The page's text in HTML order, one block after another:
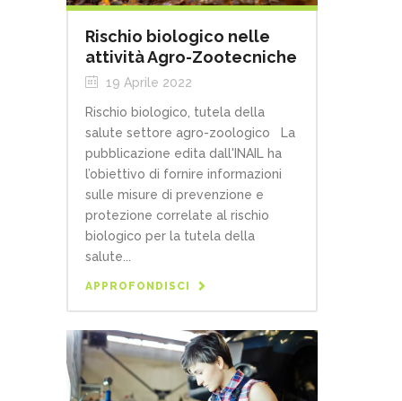
Rischio biologico nelle
attività Agro-Zootecniche
19 Aprile 2022
Rischio biologico, tutela della
salute settore agro-zoologico La
pubblicazione edita dall'INAIL ha
l’obiettivo di fornire informazioni
sulle misure di prevenzione e
protezione correlate al rischio
biologico per la tutela della
salute...
APPROFONDISCI